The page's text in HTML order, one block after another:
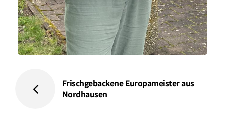
Frischgebackene Europameister aus
Nordhausen